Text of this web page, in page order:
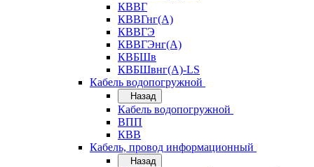
КВВГ
КВВГнг(А)
КВВГЭ
КВВГЭнг(А)
КВБШв
КВБШвнг(А)-LS
Кабель водопогружной
Назад
Кабель водопогружной
ВПП
КВВ
Кабель, провод информационный
Назад